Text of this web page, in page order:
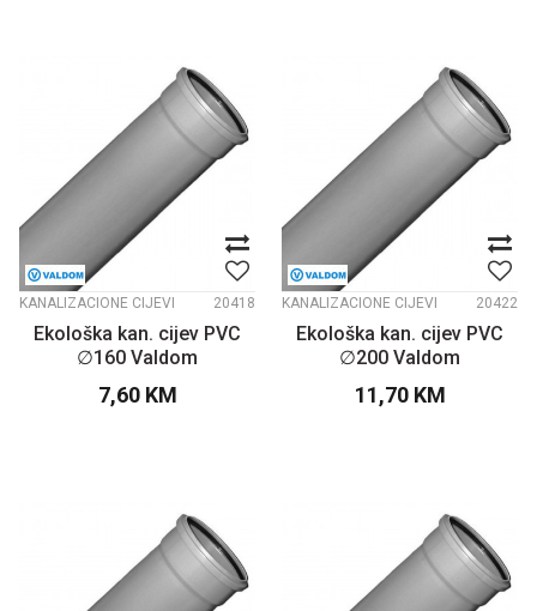
KANALIZACIONE CIJEVI 20418
Ekološka kan. cijev PVC
∅160 Valdom
7,60 KM
KANALIZACIONE CIJEVI 20422
Ekološka kan. cijev PVC
∅200 Valdom
11,70 KM